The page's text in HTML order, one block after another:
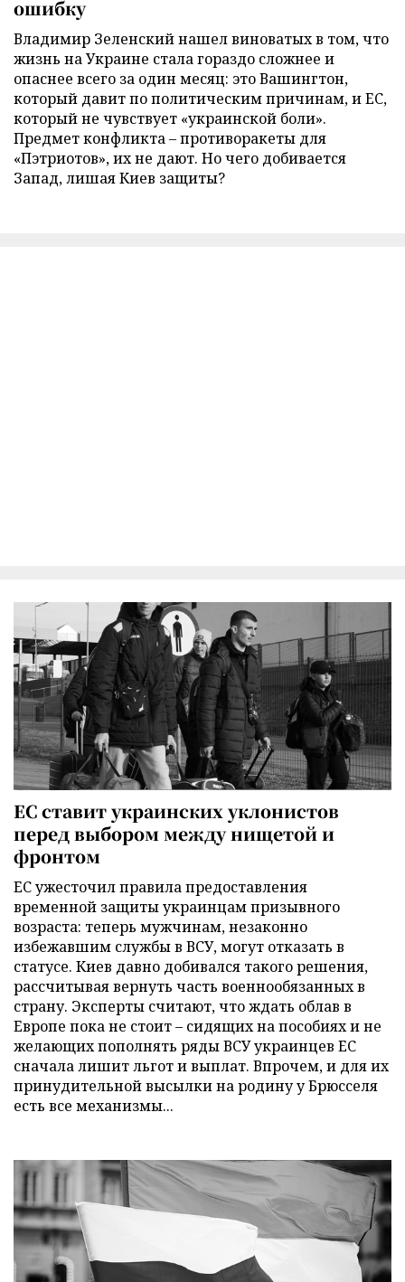
ошибку
Владимир Зеленский нашел виноватых в том, что
жизнь на Украине стала гораздо сложнее и
опаснее всего за один месяц: это Вашингтон,
который давит по политическим причинам, и ЕС,
который не чувствует «украинской боли».
Предмет конфликта – противоракеты для
«Пэтриотов», их не дают. Но чего добивается
Запад, лишая Киев защиты?
ЕС ставит украинских уклонистов
перед выбором между нищетой и
фронтом
ЕС ужесточил правила предоставления
временной защиты украинцам призывного
возраста: теперь мужчинам, незаконно
избежавшим службы в ВСУ, могут отказать в
статусе. Киев давно добивался такого решения,
рассчитывая вернуть часть военнообязанных в
страну. Эксперты считают, что ждать облав в
Европе пока не стоит – сидящих на пособиях и не
желающих пополнять ряды ВСУ украинцев ЕС
сначала лишит льгот и выплат. Впрочем, и для их
принудительной высылки на родину у Брюсселя
есть все механизмы...